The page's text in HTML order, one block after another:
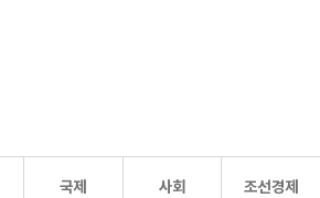
국제 사회 조선경제